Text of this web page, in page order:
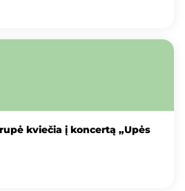
kviečia į koncertą „Upės